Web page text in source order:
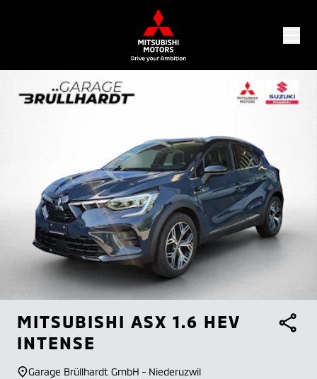
MITSUBISHI ASX 1.6 HEV
INTENSE
Garage Brüllhardt GmbH - Niederuzwil